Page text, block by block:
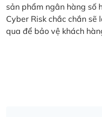
sản phẩm ngân hàng số
Cyber Risk chắc chắn sẽ
qua để bảo vệ khách